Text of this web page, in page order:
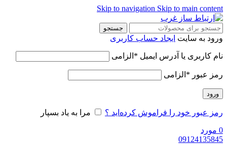
Skip to navigation Skip to main content
جستجو
ورود به سایت ایجاد حساب کاربری
نام کاربری یا آدرس ایمیل * الزامی
رمز عبور * الزامی
ورود
رمز عبور خود را فراموش کرده‌اید ؟ مرا به یاد بسپار
0 مورد
09124135845